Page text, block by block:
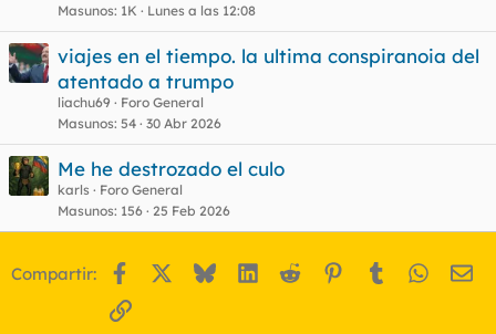
Masunos 1K Lunes a las 12:08
viajes en el tiempo. la ultima conspiranoia del
atentado a trumpo
liachu69
Foro General
Masunos 54 30 Abr 2026
Me he destrozado el culo
karls
Foro General
Masunos 156 25 Feb 2026
Compartir: Facebook BlueskyLinkedIn
Reddit Pinterest
Tumblr
Enlace